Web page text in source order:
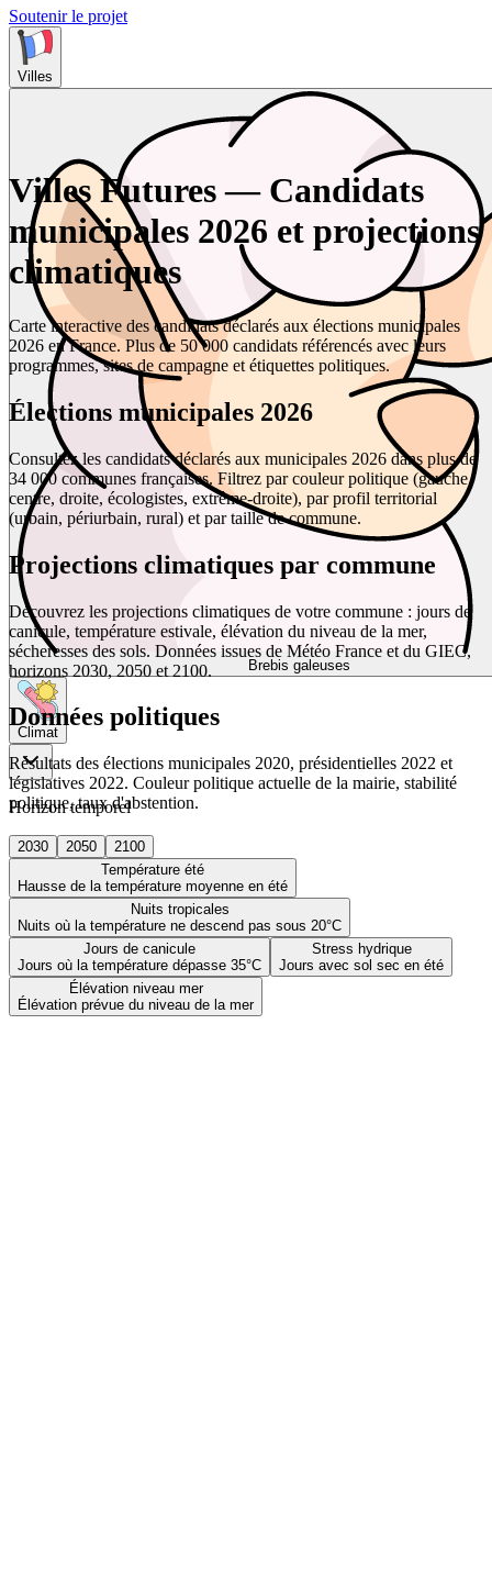
Soutenir le projet
Villes
Brebis galeuses
Climat
Horizon temporel
2030 2050
2100
Température été
Hausse de la température moyenne en été
Nuits tropicales
Nuits où la température ne descend pas sous 20°C
Jours de canicule
Jours où la température dépasse 35°C
Stress hydrique
Jours avec sol sec en été
Élévation niveau mer
Élévation prévue du niveau de la mer
Villes Futures — Candidats
municipales 2026 et projections
climatiques
Carte interactive des candidats déclarés aux élections municipales
2026 en France. Plus de 50 000 candidats référencés avec leurs
programmes, sites de campagne et étiquettes politiques.
Élections municipales 2026
Consultez les candidats déclarés aux municipales 2026 dans plus de
34 000 communes françaises. Filtrez par couleur politique (gauche,
centre, droite, écologistes, extrême-droite), par profil territorial
(urbain, périurbain, rural) et par taille de commune.
Projections climatiques par commune
Découvrez les projections climatiques de votre commune : jours de
canicule, température estivale, élévation du niveau de la mer,
sécheresses des sols. Données issues de Météo France et du GIEC,
horizons 2030, 2050 et 2100.
Données politiques
Résultats des élections municipales 2020, présidentielles 2022 et
législatives 2022. Couleur politique actuelle de la mairie, stabilité
politique, taux d'abstention.